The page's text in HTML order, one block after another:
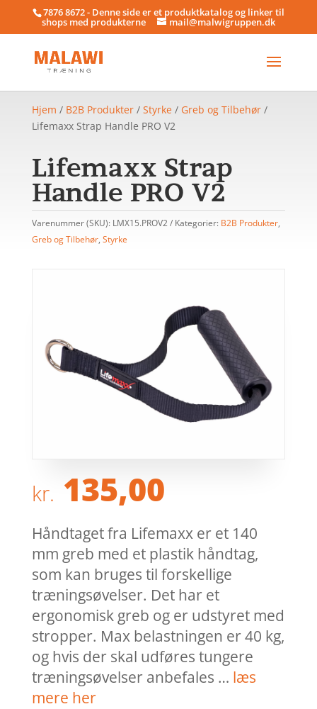
7876 8672 - Denne side er et produktkatalog og linker til
shops med produkterne mail@malwigruppen.dk
Hjem / B2B Produkter/ Styrke/ Greb og Tilbehør/
Lifemaxx Strap Handle PRO V2
Lifemaxx Strap
Handle PRO V2
Varenummer (SKU): LMX15.PROV2 Kategorier: B2B Produkter,
Greb og Tilbehør, Styrke
kr. 135,00
Håndtaget fra Lifemaxx er et 140
mm greb med et plastik håndtag,
som kan bruges til forskellige
træningsøvelser. Det har et
ergonomisk greb og er udstyret med
stropper. Max belastningen er 40 kg,
og hvis der skal udføres tungere
træningsøvelser anbefales … læs
mere her